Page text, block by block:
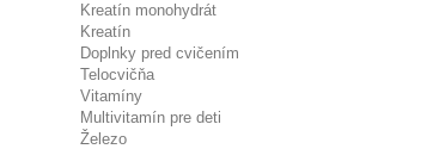
Kreatín monohydrát
Kreatín
Doplnky pred cvičením
Telocvičňa
Vitamíny
Multivitamín pre deti
Železo